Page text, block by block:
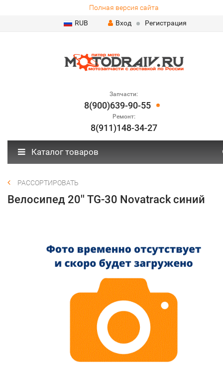
Полная версия сайта
RUB
Вход Регистрация
Запчасти:
8(900)639-90-55
Ремонт:
8(911)148-34-27
Каталог товаров
РАССОРТИРОВАТЬ
Велосипед 20'' TG-30 Novatrack синий